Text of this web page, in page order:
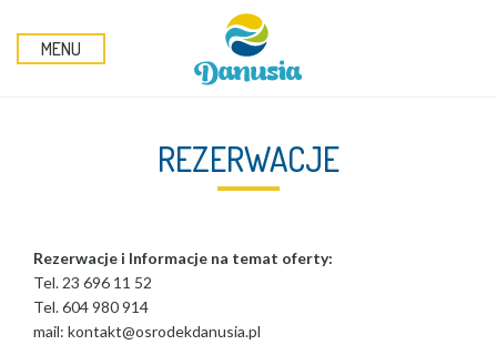
MENU
REZERWACJE
Rezerwacje i Informacje na temat oferty:
Tel. 23 696 11 52
Tel. 604 980 914
mail: kontakt@osrodekdanusia.pl